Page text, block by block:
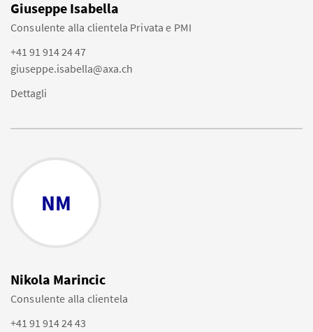
Giuseppe Isabella
Consulente alla clientela Privata e PMI
+41 91 914 24 47
giuseppe.isabella@axa.ch
Dettagli
NM
Nikola Marincic
Consulente alla clientela
+41 91 914 24 43